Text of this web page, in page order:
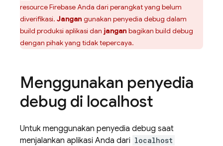
resource Firebase Anda dari perangkat yang belum
diverifikasi. Jangan gunakan penyedia debug dalam
build produksi aplikasi dan jangan bagikan build debug
dengan pihak yang tidak tepercaya.
Menggunakan penyedia
debug di localhost
Untuk menggunakan penyedia debug saat
menjalankan aplikasi Anda dari localhost